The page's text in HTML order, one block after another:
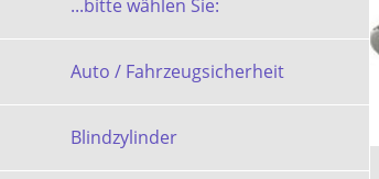
...bitte wählen Sie:
Auto / Fahrzeugsicherheit
Blindzylinder